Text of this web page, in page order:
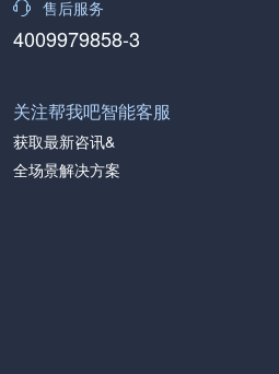
售后服务
4009979858-3
关注帮我吧智能客服
获取最新咨讯&
全场景解决方案